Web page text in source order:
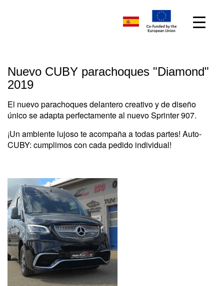
Nuevo CUBY parachoques "Diamond"
2019
El nuevo parachoques delantero creativo y de diseño
único se adapta perfectamente al nuevo Sprinter 907.
¡Un ambiente lujoso te acompaña a todas partes! Auto-
CUBY: cumplimos con cada pedido individual!